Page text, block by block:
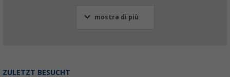
mostra di più
ZULETZT BESUCHT